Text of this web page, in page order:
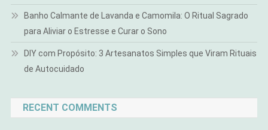
Banho Calmante de Lavanda e Camomila: O Ritual Sagrado
para Aliviar o Estresse e Curar o Sono
DIY com Propósito: 3 Artesanatos Simples que Viram Rituais
de Autocuidado
RECENT COMMENTS